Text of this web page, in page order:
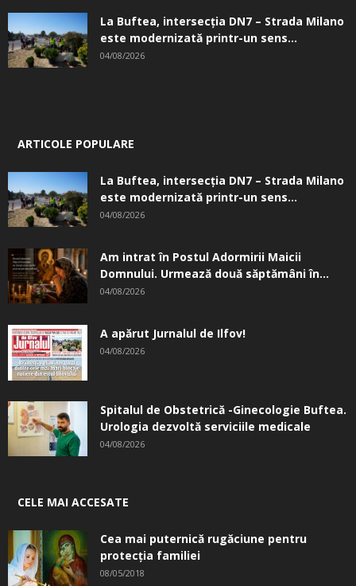
La Buftea, intersecţia DN7 – Strada Milano
este modernizată printr-un sens...
04/08/2026
ARTICOLE POPULARE
La Buftea, intersecţia DN7 – Strada Milano
este modernizată printr-un sens...
04/08/2026
Am intrat în Postul Adormirii Maicii
Domnului. Urmează două săptămâni în...
04/08/2026
A apărut Jurnalul de Ilfov!
04/08/2026
Spitalul de Obstetrică -Ginecologie Buftea.
Urologia dezvoltă serviciile medicale
04/08/2026
CELE MAI ACCESATE
Cea mai puternică rugăciune pentru
protecția familiei
08/05/2018